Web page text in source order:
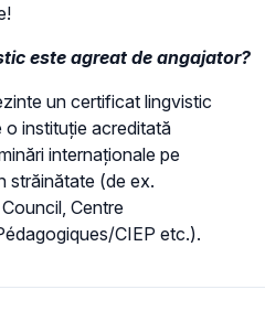
este agreat de angajator?
un certificat lingvistic
o instituție acreditată
internaționale pe
străinătate (de ex.
Centre
CIEP etc.).